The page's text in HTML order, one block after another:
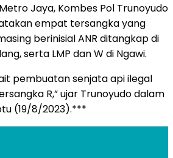
Jaya, Kombes Pol Trunoyudo
empat tersangka yang
berinisial ANR ditangkap di
serta LMP dan W di Ngawi.
pembuatan senjata api ilegal
R,” ujar Trunoyudo dalam
(19/8/2023).***